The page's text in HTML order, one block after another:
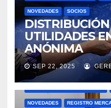
NOVEDADES SOCIOS
UTILIDADES
ANÓNIMA
SEP 22, 2025
ACTAS ASAMBLEAS
NOVEDADES REGISTRO